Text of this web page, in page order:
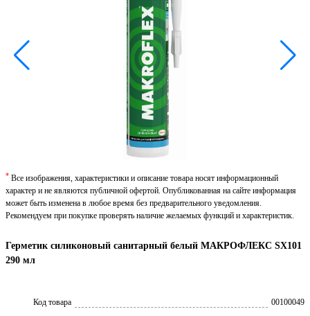
Герметик силиконовый санитарный белый МАКРОФЛЕКС SX101
290 мл
Код товара
00100049
* Все изображения, характеристики и описание товара носят информационный
характер и не являются публичной офертой. Опубликованная на сайте информация
может быть изменена в любое время без предварительного уведомления.
Рекомендуем при покупке проверять наличие желаемых функций и характеристик.